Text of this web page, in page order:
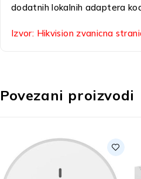
dodatnih lokalnih adaptera
Izvor: Hikvision zvanicna
Povezani proizvodi